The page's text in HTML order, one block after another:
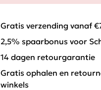
Gratis verzending vanaf
2,5% spaarbonus voor
14 dagen retourgarantie
Gratis ophalen en
winkels